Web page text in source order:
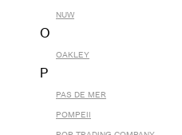
NUW
O
OAKLEY
P
PAS DE MER
POMPEII